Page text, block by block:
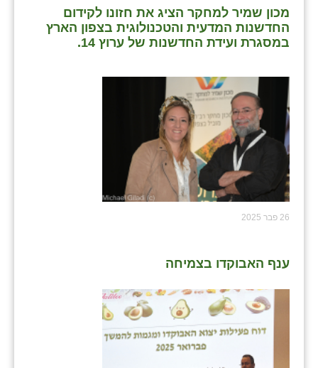
מכון שמיר למחקר הציג את חזונו לקידום
החדשנות המדעית והטכנולוגית בצפון הארץ
במסגרת ועידת החדשנות של ערוץ 14.
26 פבר 2025
ענף האבוקדו בצמיחה
עין תמר
עמרים
קלחים
רועי
רימונים
רמות השבים
רמת הדר
שדה ורבורג
שדה צבי